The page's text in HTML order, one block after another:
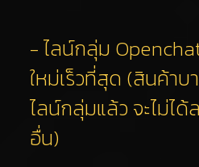
- ไลน์กลุ่ม
ใหม่เร็วที่สุด (สินค้าบ
ไลน์กลุ่มแล้ว จะไม่ไ
อื่น)